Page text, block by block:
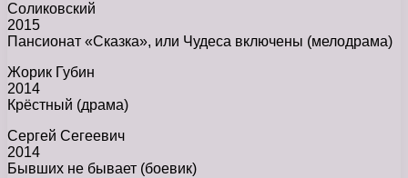
Соликовский
2015
Пансионат «Сказка», или Чудеса включены (мелодрама)
Жорик Губин
2014
Крёстный (драма)
Сергей Сегеевич
2014
Бывших не бывает (боевик)